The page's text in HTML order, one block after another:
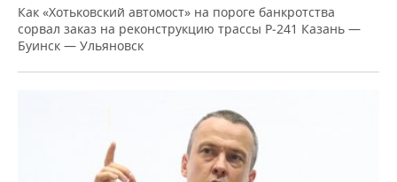
Как «Хотьковский автомост» на пороге банкротства
сорвал заказ на реконструкцию трассы Р‑241 Казань —
Буинск — Ульяновск